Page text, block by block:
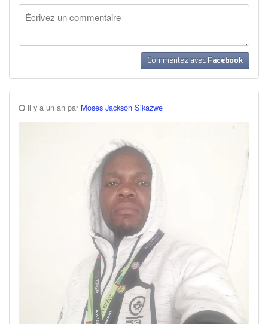
Commentez avec Facebook
il y a un an par Moses Jackson Sikazwe